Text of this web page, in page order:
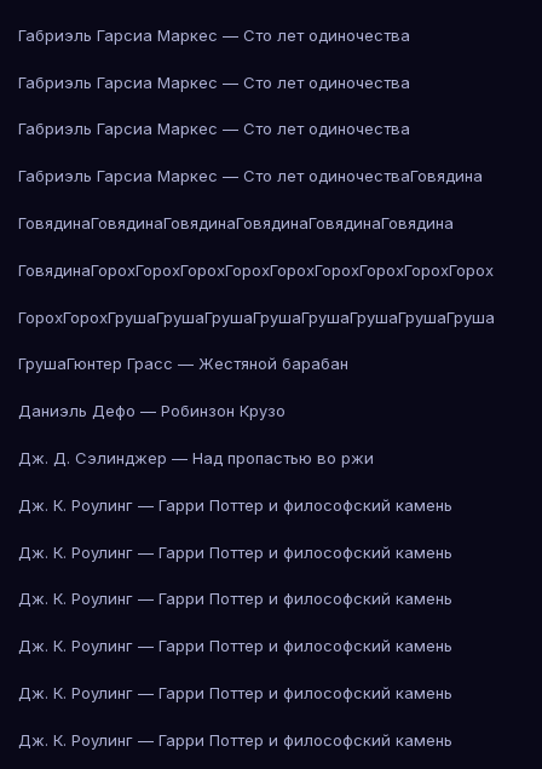
Габриэль Гарсиа Маркес — Сто лет одиночества
Габриэль Гарсиа Маркес — Сто лет одиночества
Габриэль Гарсиа Маркес — Сто лет одиночества
Габриэль Гарсиа Маркес — Сто лет одиночестваГовядина
ГовядинаГовядинаГовядинаГовядинаГовядинаГовядина
ГовядинаГорохГорохГорохГорохГорохГорохГорохГорохГорох
ГорохГорохГрушаГрушаГрушаГрушаГрушаГрушаГрушаГруша
ГрушаГюнтер Грасс — Жестяной барабан
Даниэль Дефо — Робинзон Крузо
Дж. Д. Сэлинджер — Над пропастью во ржи
Дж. К. Роулинг — Гарри Поттер и философский камень
Дж. К. Роулинг — Гарри Поттер и философский камень
Дж. К. Роулинг — Гарри Поттер и философский камень
Дж. К. Роулинг — Гарри Поттер и философский камень
Дж. К. Роулинг — Гарри Поттер и философский камень
Дж. К. Роулинг — Гарри Поттер и философский камень